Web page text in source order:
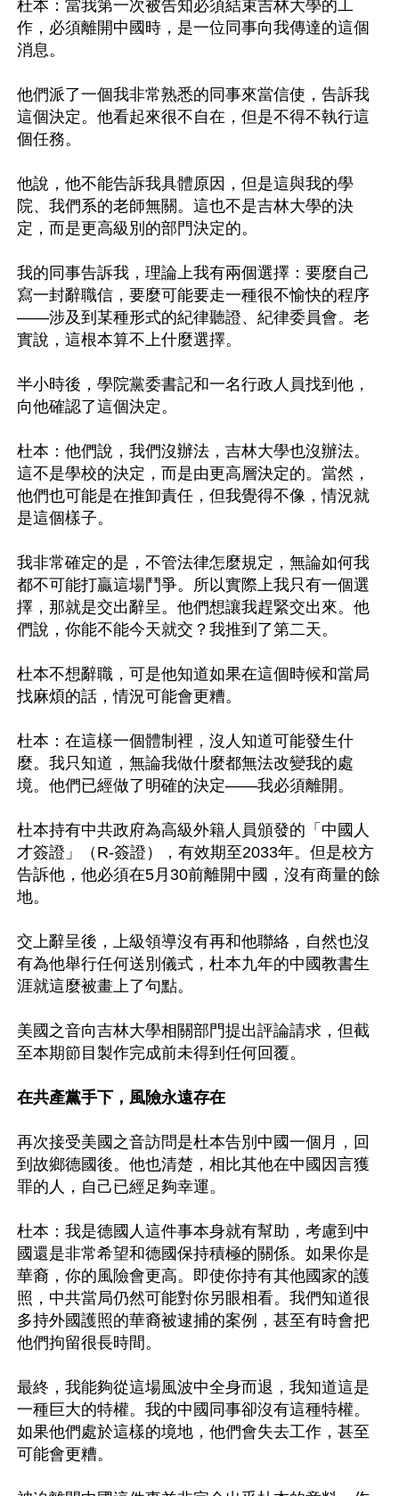
杜本：當我第一次被告知必須結束吉林大學的工
作，必須離開中國時，是一位同事向我傳達的這個
消息。
他們派了一個我非常熟悉的同事來當信使，告訴我
這個決定。他看起來很不自在，但是不得不執行這
個任務。
他說，他不能告訴我具體原因，但是這與我的學
院、我們系的老師無關。這也不是吉林大學的決
定，而是更高級別的部門決定的。
我的同事告訴我，理論上我有兩個選擇：要麼自己
寫一封辭職信，要麼可能要走一種很不愉快的程序
——涉及到某種形式的紀律聽證、紀律委員會。老
實說，這根本算不上什麼選擇。
半小時後，學院黨委書記和一名行政人員找到他，
向他確認了這個決定。
杜本：他們說，我們沒辦法，吉林大學也沒辦法。
這不是學校的決定，而是由更高層決定的。當然，
他們也可能是在推卸責任，但我覺得不像，情況就
是這個樣子。
我非常確定的是，不管法律怎麼規定，無論如何我
都不可能打贏這場鬥爭。所以實際上我只有一個選
擇，那就是交出辭呈。他們想讓我趕緊交出來。他
們說，你能不能今天就交？我推到了第二天。
杜本不想辭職，可是他知道如果在這個時候和當局
找麻煩的話，情況可能會更糟。
杜本：在這樣一個體制裡，沒人知道可能發生什
麼。我只知道，無論我做什麼都無法改變我的處
境。他們已經做了明確的決定——我必須離開。
杜本持有中共政府為高級外籍人員頒發的「中國人
才簽證」（R-簽證），有效期至2033年。但是校方
告訴他，他必須在5月30前離開中國，沒有商量的餘
地。
交上辭呈後，上級領導沒有再和他聯絡，自然也沒
有為他舉行任何送別儀式，杜本九年的中國教書生
涯就這麼被畫上了句點。
美國之音向吉林大學相關部門提出評論請求，但截
至本期節目製作完成前未得到任何回覆。
在共產黨手下，風險永遠存在
再次接受美國之音訪問是杜本告別中國一個月，回
到故鄉德國後。他也清楚，相比其他在中國因言獲
罪的人，自己已經足夠幸運。
杜本：我是德國人這件事本身就有幫助，考慮到中
國還是非常希望和德國保持積極的關係。如果你是
華裔，你的風險會更高。即使你持有其他國家的護
照，中共當局仍然可能對你另眼相看。我們知道很
多持外國護照的華裔被逮捕的案例，甚至有時會把
他們拘留很長時間。
最終，我能夠從這場風波中全身而退，我知道這是
一種巨大的特權。我的中國同事卻沒有這種特權。
如果他們處於這樣的境地，他們會失去工作，甚至
可能會更糟。